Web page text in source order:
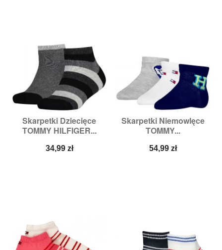
Skarpetki Dziecięce
TOMMY HILFIGER...
Cena
34,99 zł
Skarpetki Niemowlęce
TOMMY...
Cena
54,99 zł